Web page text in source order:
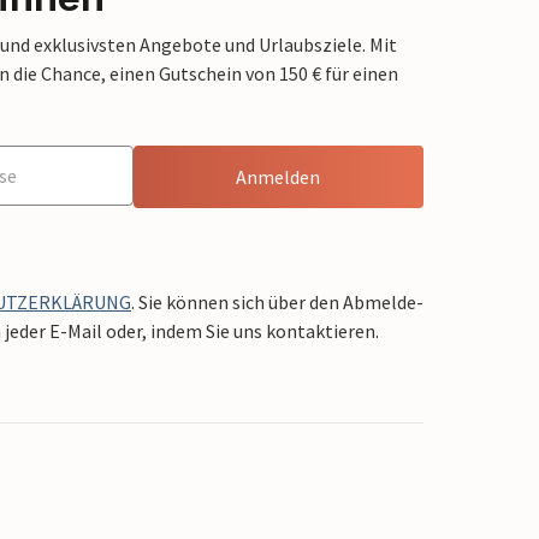
exklusivsten Angebote und Urlaubsziele. Mit
Chance, einen Gutschein von 150 € für einen
Anmelden
. Sie können sich über den Abmelde-
E-Mail oder, indem Sie uns kontaktieren.